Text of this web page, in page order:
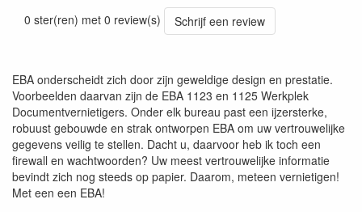
0 ster(ren) met 0 review(s)
Schrijf een review
EBA onderscheidt zich door zijn geweldige design en prestatie.
Voorbeelden daarvan zijn de EBA 1123 en 1125 Werkplek
Documentvernietigers. Onder elk bureau past een ijzersterke,
robuust gebouwde en strak ontworpen EBA om uw vertrouwelijke
gegevens veilig te stellen. Dacht u, daarvoor heb ik toch een
firewall en wachtwoorden? Uw meest vertrouwelijke informatie
bevindt zich nog steeds op papier. Daarom, meteen vernietigen!
Met een een EBA!